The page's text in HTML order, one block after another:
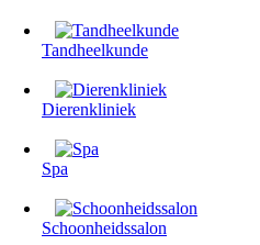
Tandheelkunde
Dierenkliniek
Spa
Schoonheidssalon